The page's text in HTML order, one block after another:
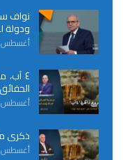
نواف
ودولة
أغسطس 6, 2026
٤
الحقائق
أغسطس 6, 2026
ذكرى
أغسطس 6, 2026